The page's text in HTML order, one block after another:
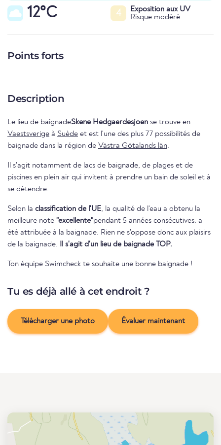
12°C 4
Exposition aux UV
Risque modéré
Points forts
Description
Le lieu de baignadeSkene Hedgaerdesjoen se trouve en
Vaestsverige à Suède et est l'une des plus 77 possibilités de
baignade dans la région de Västra Götalands län.
Il s'agit notamment de lacs de baignade, de plages et de
piscines en plein air qui invitent à prendre un bain de soleil et à
se détendre.
Selon la classification de l'UE, la qualité de l'eau a obtenu la
meilleure note "excellente"pendant 5 années consécutives. a
été attribuée à la baignade. Rien ne s'oppose donc aux plaisirs
de la baignade. Il s'agit d'un lieu de baignade TOP.
Ton équipe Swimcheck te souhaite une bonne baignade !
Tu es déjà allé à cet endroit ?
Télécharger une photo Évaluer maintenant